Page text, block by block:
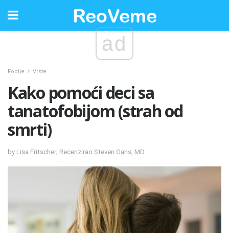
ad
Fobije Vrste
Kako pomoći deci sa
tanatofobijom (strah od
smrti)
by Lisa Fritscher; Recenzirao Steven Gans, MD